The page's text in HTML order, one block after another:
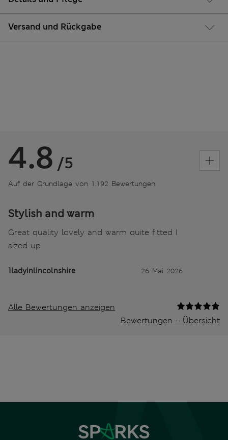
Versand und Rückgabe
4.8 /5
Auf der Grundlage von 1.192 Bewertungen
Stylish and warm
Great quality lovely and warm quite fitted I
sized up
1ladyinlincolnshire 26 Mai 2026
Alle Bewertungen anzeigen
Bewertungen – Übersicht